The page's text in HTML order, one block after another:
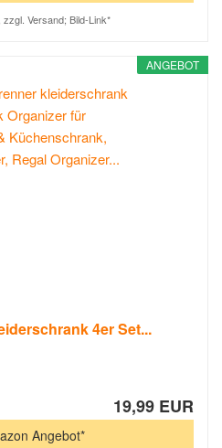
Versand; Bild-Link*
ANGEBOT
4er Set...
19,99 EUR
Angebot*